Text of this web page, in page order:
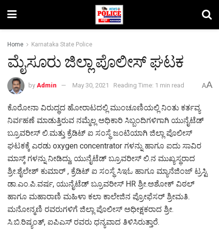
Home Karnataka State Police
ಮೈಸೂರು ಜಿಲ್ಲಾ ಪೊಲೀಸ್ ಘಟಕ
by Admin May 30, 2021 Reading Time: 1 min read AA
ಕೊರೋನಾ ವಿರುದ್ಧದ ಹೋರಾಟದಲ್ಲಿ ಮುಂಚೂಣಿಯಲ್ಲಿ ನಿಂತು ಕರ್ತವ್ಯ
ನಿರ್ವಹಣೆ ಮಾಡುತ್ತಿರುವ ನಮ್ಮೆಲ್ಲ ಅಧಿಕಾರಿ ಸಿಬ್ಬಂದಿಗಳಿಗಾಗಿ ಯುನೈಟೆಡ್
ಬ್ರೂವರೀಸ್ ಲಿ.ಮತ್ತು ಕ್ರೆಡಿಟ್ ಐ ಸಂಸ್ಥೆ ಜಂಟಿಯಾಗಿ ಜಿಲ್ಲಾ ಪೊಲೀಸ್
ಘಟಕಕ್ಕೆ ಎರಡು oxygen concentrator ಗಳನ್ನು ಹಾಗೂ ಐದು ಸಾವಿರ
ಮಾಸ್ಕ್ ಗಳನ್ನು ನೀಡಿದ್ದು, ಯುನೈಟೆಡ್ ಬ್ರೂವರೀಸ್ ಲಿ.ನ ಮುಖ್ಯಸ್ಥರಾದ
ಶ್ರೀ.ಶೈಲೇಶ್ ಕುಮಾರ್ , ಕ್ರೆಡಿಟ್ ಐ ಸಂಸ್ಥೆ ಸಿಇಓ ಹಾಗೂ ಮ್ಯಾನೆಜಿಂಜ್ ಟ್ರಸ್ಟಿ
ಡಾ.ಎಂ.ಪಿ.ವರ್ಷ, ಯುನೈಟೆಡ್ ಬ್ರೂವರೀಸ್ HR ಶ್ರೀ.ಅಶೋಕ್ ವಿಠಲ್
ಹಾಗೂ ಮಹಾರಾಣಿ ಮಹಿಳಾ ಕಲಾ ಕಾಲೇಜಿನ ಪ್ರೋಫೆಸರ್ ಶ್ರೀಮತಿ.
ಮನೋನ್ಮಣಿ ರವರುಗಳಿಗೆ ಜಿಲ್ಲಾ ಪೊಲೀಸ್ ಅಧೀಕ್ಷಕರಾದ ಶ್ರೀ.
ಸಿ.ಬಿ.ರಿಷ್ಯಂತ್, ಐಪಿಎಸ್ ರವರು ಧನ್ಯವಾದ ತಿಳಿಸಿರುತ್ತಾರೆ.